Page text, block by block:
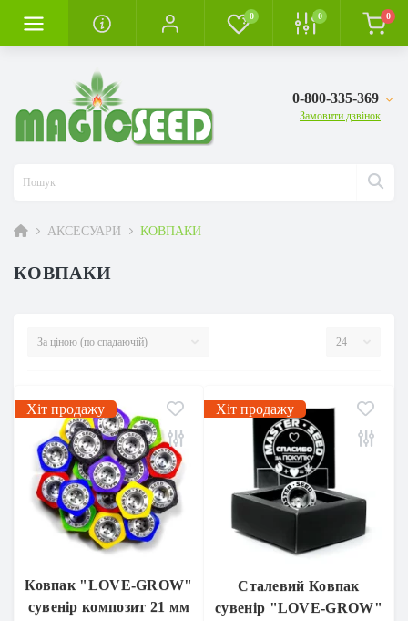
0 0 0
0-800-335-369
Замовити дзвінок
АКСЕСУАРИ КОВПАКИ
КОВПАКИ
Хіт продажу
Ковпак "LOVE-GROW"
сувенір композит 21 мм
Хіт продажу
Сталевий Ковпак
сувенір "LOVE-GROW"